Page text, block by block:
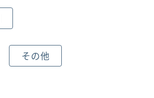
その他